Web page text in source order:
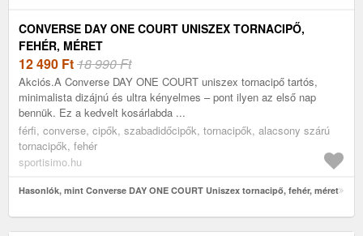
CONVERSE DAY ONE COURT UNISZEX TORNACIPŐ,
FEHÉR, MÉRET
12 490 Ft18 990 Ft
Akciós.A Converse DAY ONE COURT uniszex tornacipő tartós,
minimalista dizájnú és ultra kényelmes – pont ilyen az első nap
bennük. Ez a kedvelt kosárlabda ...
férfi, converse, cipők, szabadidőcipők, tornacipők, alacsony szárú
tornacipők, fehér
sportisimo.hu
Hasonlók, mint Converse DAY ONE COURT Uniszex tornacipő, fehér, méret